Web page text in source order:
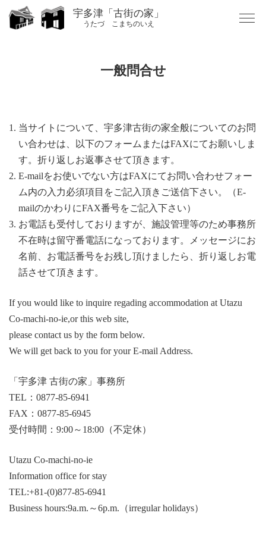
Skip
宇多津「古街の家」
うたづ こまちのいえ
一般問合せ
当サイトについて、宇多津古街の家全般についてのお問
い合わせは、以下のフォームまたはFAXにてお願いしま
す。折り返しお返事させて頂きます。
E-mailをお使いでない方はFAXにてお問い合わせフォー
ム内の入力必須項目をご記入頂きご送信下さい。（E-
mailのかわりにFAX番号をご記入下さい）
お電話も受付しておりますが、施設管理等のため事務所
不在時は留守番電話になっております。メッセージにお
名前、お電話番号をお残し頂けましたら、折り返しお電
話させて頂きます。
If you would like to inquire regading accommodation at Utazu
Co-machi-no-ie,or this web site,
please contact us by the form below.
We will get back to you for your E-mail Address.
「宇多津 古街の家」事務所
TEL：0877-85-6941
FAX：0877-85-6945
受付時間：9:00～18:00（不定休）
Utazu Co-machi-no-ie
Information office for stay
TEL:+81-(0)877-85-6941
Business hours:9a.m.～6p.m.（irregular holidays）